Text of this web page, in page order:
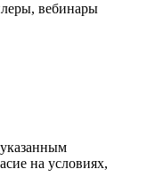
вебинары
на условиях,